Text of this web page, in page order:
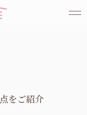
をご紹介